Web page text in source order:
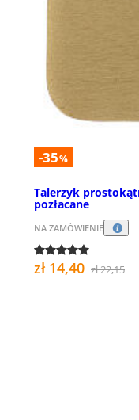
-35%
Talerzyk
pozłacane
NA ZAMÓWIENIE
zł 14,40 zł 22,15